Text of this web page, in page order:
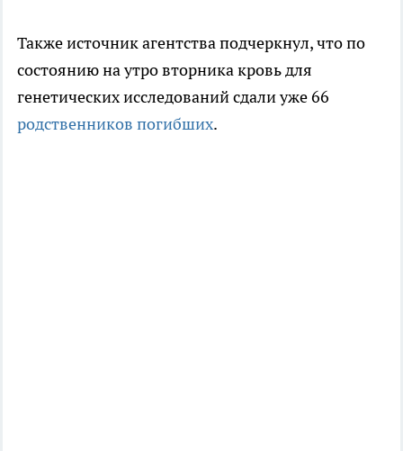
Также источник агентства подчеркнул, что по
состоянию на утро вторника кровь для
генетических исследований сдали уже 66
родственников погибших.